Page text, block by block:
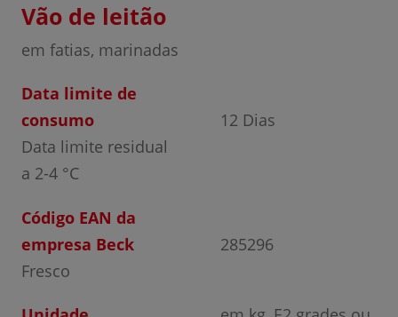
Vão de leitão
em fatias, marinadas
Data limite de
consumo
Data limite residual
a 2-4 °C
12 Dias
Código EAN da
empresa Beck
Fresco
285296